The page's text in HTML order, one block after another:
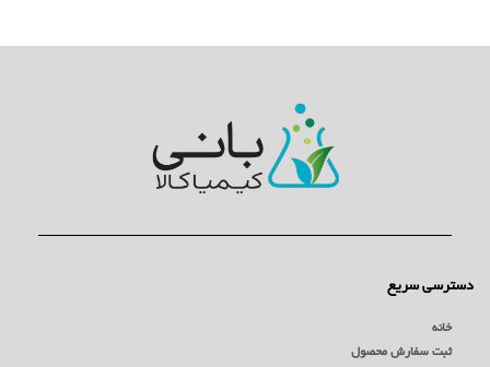
دسترسی سریع
خانه
ثبت سفارش محصول